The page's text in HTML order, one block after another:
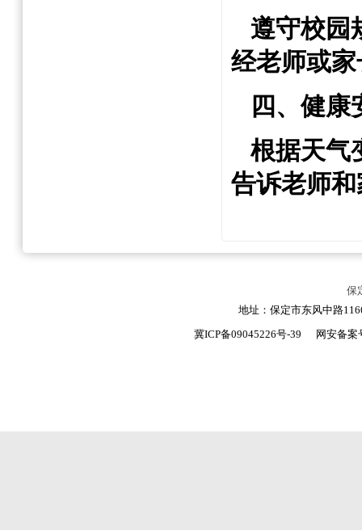
遵守校园
经老师或家
四、健康
根据天气
告诉老师
保
地址：保定市东风中路
冀ICP备09045226号-39
网安备案